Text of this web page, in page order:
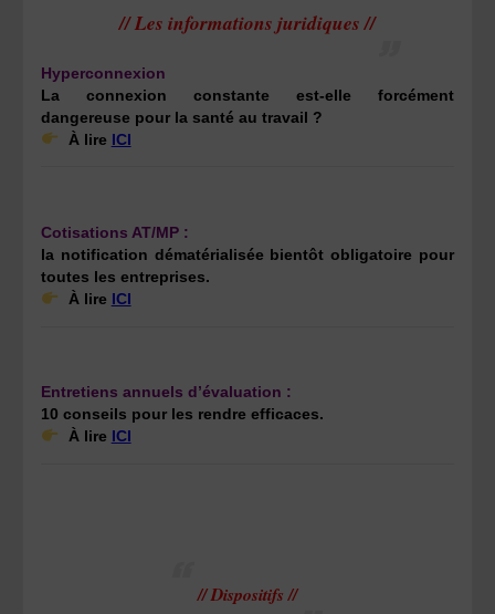
// Les informations juridiques //
Hyperconnexion
La connexion constante est-elle forcément
dangereuse pour la santé au travail ?
À lire ICI
Cotisations AT/MP :
la notification dématérialisée bientôt obligatoire pour
toutes les entreprises.
À lire ICI
Entretiens annuels d’évaluation :
10 conseils pour les rendre efficaces.
À lire ICI
// Dispositifs //